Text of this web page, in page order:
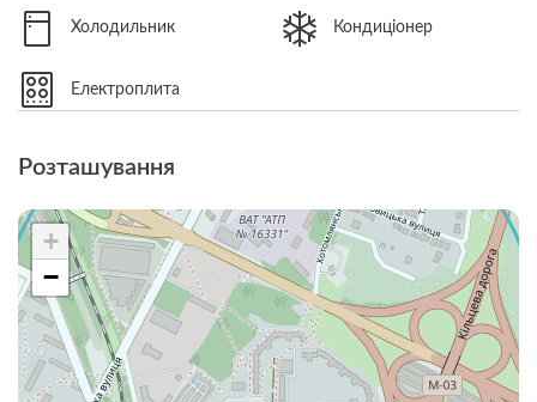
Холодильник Кондиціонер
Електроплита
Розташування
+
−